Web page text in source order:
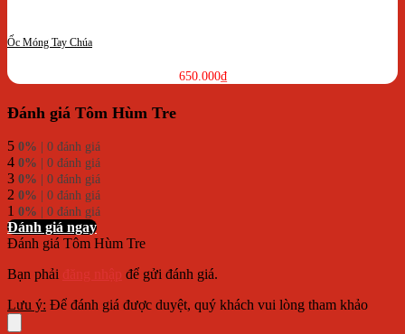
Ốc Móng Tay Chúa
650.000₫
Đánh giá Tôm Hùm Tre
5 0% | 0 đánh giá
4 0% | 0 đánh giá
3 0% | 0 đánh giá
2 0% | 0 đánh giá
1 0% | 0 đánh giá
Đánh giá ngay
Đánh giá Tôm Hùm Tre
Bạn phải
để gửi đánh giá.
Lưu ý: Để đánh giá được duyệt, quý khách vui lòng tham khảo